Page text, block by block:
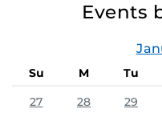
Events
Su M Tu
27
28 29